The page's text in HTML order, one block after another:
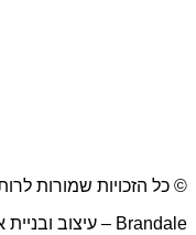
© כל הזכויות שמורות
Brandale – עיצוב ובניית אתרים